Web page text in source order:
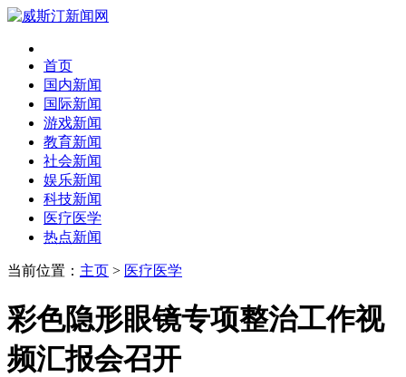
首页
国内新闻
国际新闻
游戏新闻
教育新闻
社会新闻
娱乐新闻
科技新闻
医疗医学
热点新闻
当前位置： 主页 > 医疗医学
彩色隐形眼镜专项整治工作视
频汇报会召开